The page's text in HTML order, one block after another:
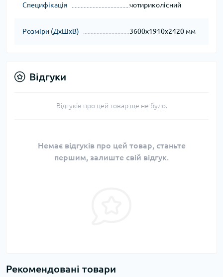
Специфікація чотириколісний
Розміри (ДxШxВ) 3600x1910x2420 мм
Відгуки
Відгуків про цей товар ще не було.
Немає відгуків про цей товар, станьте
першим, залиште свій відгук.
Рекомендовані товари